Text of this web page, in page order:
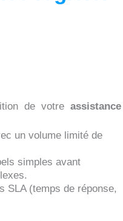
de votreassistance
un volume limité de
simples avant
SLA (temps de réponse,